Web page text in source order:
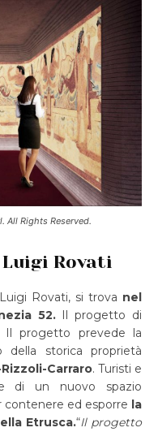
All Rights Reserved.
Rovati
Rovati, si trova nel
52.Il progetto di
Il progetto prevede la
della storica proprietà
Carraro. Turisti e
di un nuovo spazio
contenere ed esporre la
Etrusca.“Il progetto